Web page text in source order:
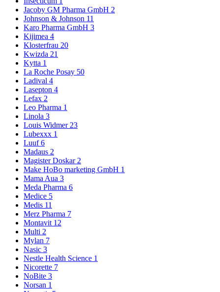
Jacoby GM Pharma GmbH 2
Johnson & Johnson 11
Karo Pharma GmbH 3
Kijimea 4
Klosterfrau 20
Kwizda 21
Kytta 1
La Roche Posay 50
Ladival 4
Lasepton 4
Lefax 2
Leo Pharma 1
Linola 3
Louis Widmer 23
Lubexxx 1
Luuf6
Madaus 2
Magister Doskar 2
Make HoBo marketing GmbH 1
Mama Aua 3
Meda Pharma 6
Medice 5
Medis 11
Merz Pharma 7
Montavit 12
Multi 2
Mylan 7
Nasic 3
Nestle Health Science 1
Nicorette 7
NoBite 3
Norsan 1